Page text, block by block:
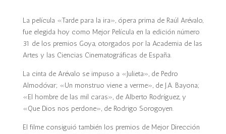
La película «Tarde para la ira», ópera prima de Raúl Arévalo,
fue elegida hoy como Mejor Película en la edición número
31 de los premios Goya, otorgados por la Academia de las
Artes y las Ciencias Cinematográficas de España.
La cinta de Arévalo se impuso a «Julieta», de Pedro
Almodóvar; «Un monstruo viene a verme», de J.A. Bayona;
«El hombre de las mil caras», de Alberto Rodríguez, y
«Que Dios nos perdone», de Rodrigo Sorogoyen.
El filme consiguió también los premios de Mejor Dirección